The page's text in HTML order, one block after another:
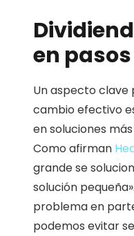
en
Un aspecto
cambio efectivo
en soluciones
Como afirman
grande se
solución
problema en
podemos evitar